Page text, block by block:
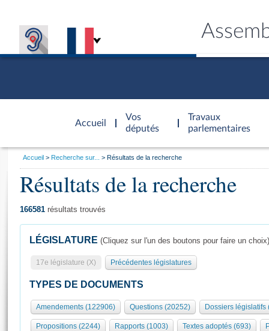
Accueil
d'accueil
Vos
députés
Travaux
parlementaires
Présidence
577 députés
Groupes politiques
Séance publique
Commissions et autres organes
Europe et International
Général
Rôle et pouvoirs de l'Assemblée
Organisation de l'Assemblée
Présidence Conférence des Présidents Bureau Collège des
Visiter l'Assemblée
Visite virtuelle du palais Bourbon
Assister à une séance
Vous
Accueil Recherche sur... Résultats de la recherche
Résultats de la recherche
166581 résultats trouvés
LÉGISLATURE (Cliquez sur l'un des boutons pour faire un choix)
17e législature (X) Précédentes législatures
TYPES DE DOCUMENTS
Amendements (122906) Questions (20252) Dossiers législatifs
Propositions (2244) Rapports (1003) Textes adoptés (693)